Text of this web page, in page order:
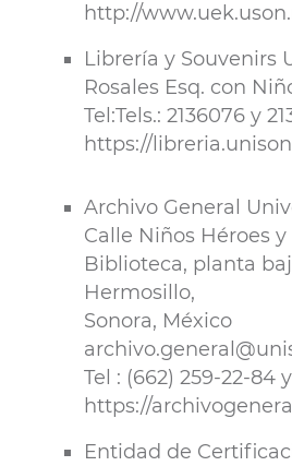
http://
Librería y Souvenirs
Rosales Esq. con
Tel:Tels.: 2136076 y
https://
Archivo General
Calle Niños Héroes
Biblioteca, planta
Hermosillo,
Sonora, México
Tel : (662) 259-22-84
https://
Entidad de